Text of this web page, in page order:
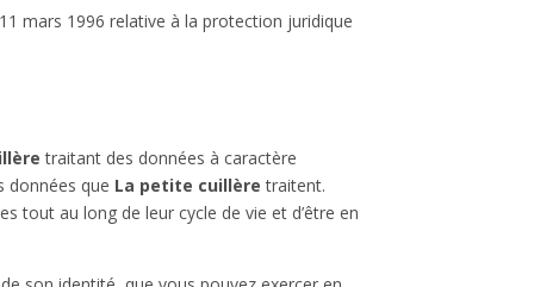
mars 1996 relative à la protection juridique
traitant des données à caractère
données que La petite cuillère traitent.
tout au long de leur cycle de vie et d’être en